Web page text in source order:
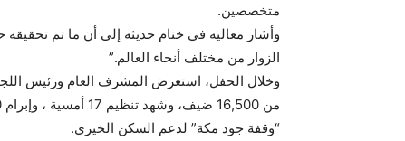
متخصصين.
وأشار معاليه في ختام حديثه إلى أن ما تم تحقيقه
الزوار من مختلف أنحاء العالم.”
وخلال الحفل، استعرض المشرف العام ورئيس اللجنة
“وقفة جود مكة” لدعم السكن الخيري.